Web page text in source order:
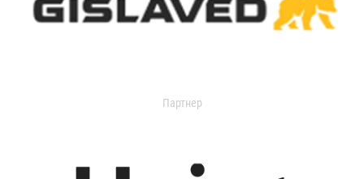
Партнер